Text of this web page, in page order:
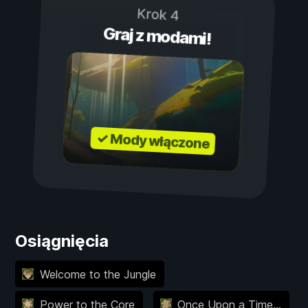
Krok 4
Graj z modami!
✓ Mody włączone
Osiągnięcia
Welcome to the Jungle
Power to the Core Once Upon a Time...